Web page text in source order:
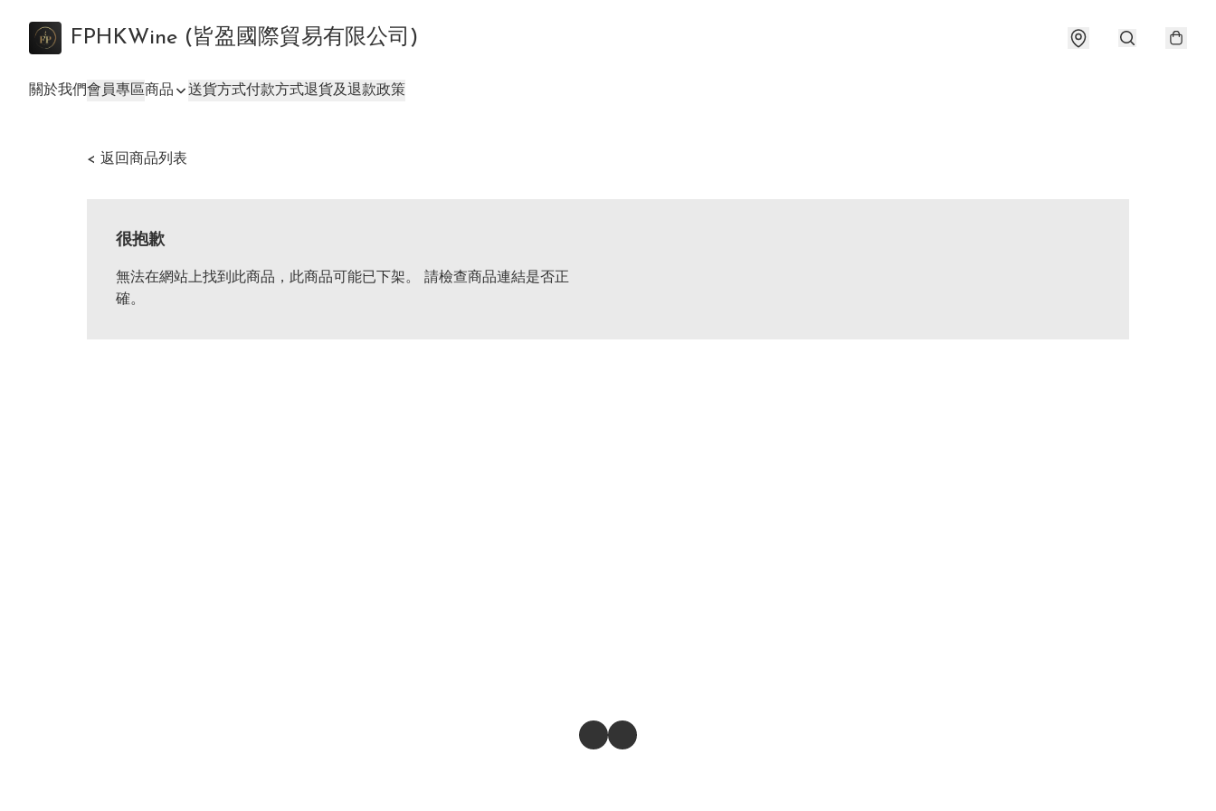
FPHKWine (皆盈國際貿易有限公司)
關於我們會員專區商品 送貨方式付款方式退貨及退款政策
< 返回商品列表
很抱歉
無法在網站上找到此商品，此商品可能已下架。 請檢查商品連結是否正
確。